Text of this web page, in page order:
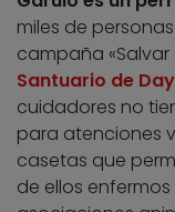
miles de
campaña «Salvar
Santuario de
cuidadores no
para atenciones
casetas que
de ellos enfermos